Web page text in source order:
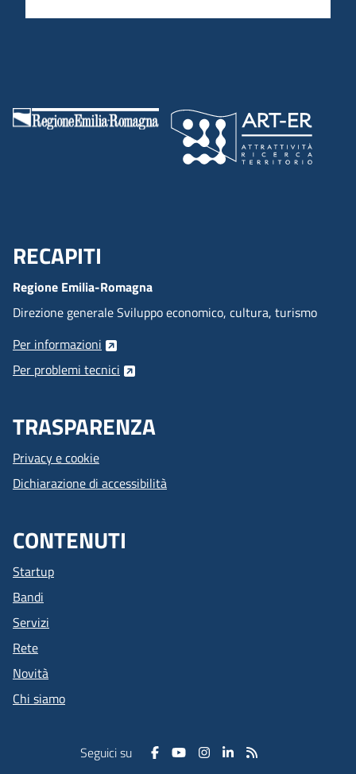
Menu Footer
RECAPITI
Regione Emilia-Romagna
Direzione generale Sviluppo economico, cultura, turismo
Per informazioni
Per problemi tecnici
TRASPARENZA
Privacy e cookie
Dichiarazione di accessibilità
CONTENUTI
Startup
Bandi
Servizi
Rete
Novità
Chi siamo
Seguici su